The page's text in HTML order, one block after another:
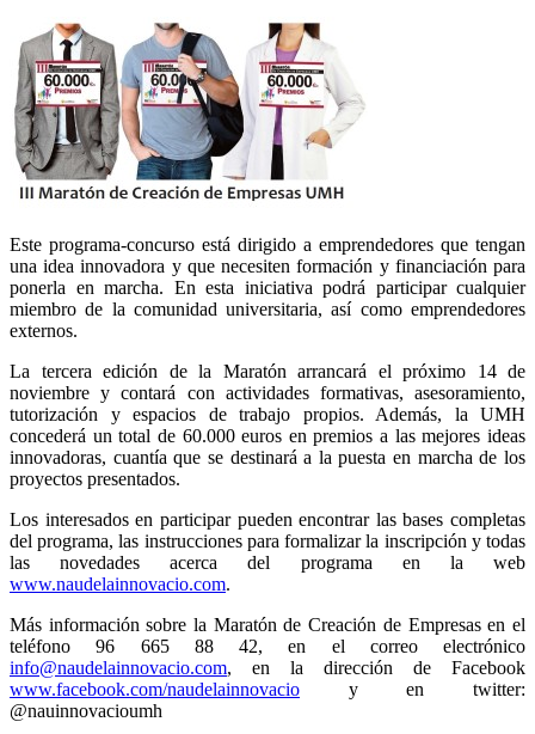
Este programa-concurso está dirigido a emprendedores que tengan
una idea innovadora y que necesiten formación y financiación para
ponerla en marcha. En esta iniciativa podrá participar cualquier
miembro de la comunidad universitaria, así como emprendedores
externos.
La tercera edición de la Maratón arrancará el próximo 14 de
noviembre y contará con actividades formativas, asesoramiento,
tutorización y espacios de trabajo propios. Además, la UMH
concederá un total de 60.000 euros en premios a las mejores ideas
innovadoras, cuantía que se destinará a la puesta en marcha de los
proyectos presentados.
Los interesados en participar pueden encontrar las bases completas
del programa, las instrucciones para formalizar la inscripción y todas
las novedades acerca del programa en la web
www.naudelainnovacio.com.
Más información sobre la Maratón de Creación de Empresas en el
teléfono 96 665 88 42, en el correo electrónico
info@naudelainnovacio.com, en la dirección de Facebook
www.facebook.com/naudelainnovacio y en twitter:
@nauinnovacioumh